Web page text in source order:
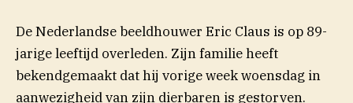
De Nederlandse beeldhouwer Eric Claus is op 89-
jarige leeftijd overleden. Zijn familie heeft
bekendgemaakt dat hij vorige week woensdag in
aanwezigheid van zijn dierbaren is gestorven.